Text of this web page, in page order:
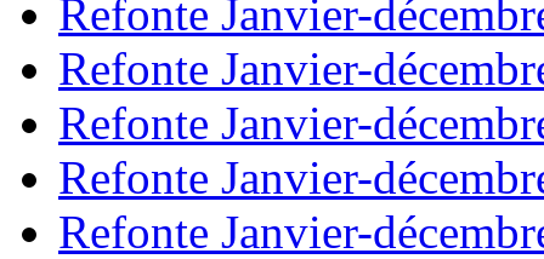
Refonte Janvier-
Refonte Janvier-
Refonte Janvier-
Refonte Janvier-
Refonte Janvier-